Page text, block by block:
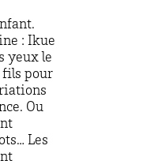
: Ikue
yeux le
fils pour
Ou
Les